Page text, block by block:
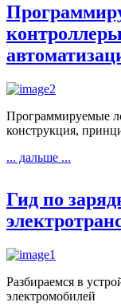
Программируемые
конструкция,
... дальше ...
Гид по
Разбираемся в
электромобилей